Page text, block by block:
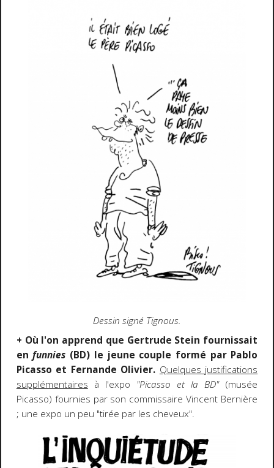
Dessin signé Tignous.
+ Où l'on apprend que Gertrude Stein fournissait
enfunnies (BD) le jeune couple formé par Pablo
Picasso et Fernande Olivier. Quelques justifications
supplémentaires à l'expo "Picasso et la BD"(musée
Picasso) fournies par son commissaire Vincent Bernière
; une expo un peu "tirée par les cheveux".